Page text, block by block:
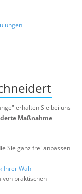
erhalten Sie bei uns
Maßnahme
Sie ganz frei anpassen
Ihrer Wahl
von praktischen